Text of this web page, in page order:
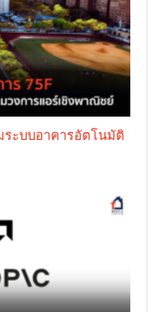
ระบบอาคารอัตโนมัติ